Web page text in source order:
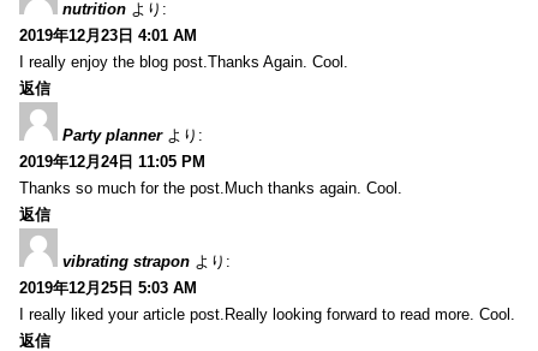
nutrition より:
2019年12月23日 4:01 AM
I really enjoy the blog post.Thanks Again. Cool.
返信
Party planner より:
2019年12月24日 11:05 PM
Thanks so much for the post.Much thanks again. Cool.
返信
vibrating strapon より:
2019年12月25日 5:03 AM
I really liked your article post.Really looking forward to read more. Cool.
返信